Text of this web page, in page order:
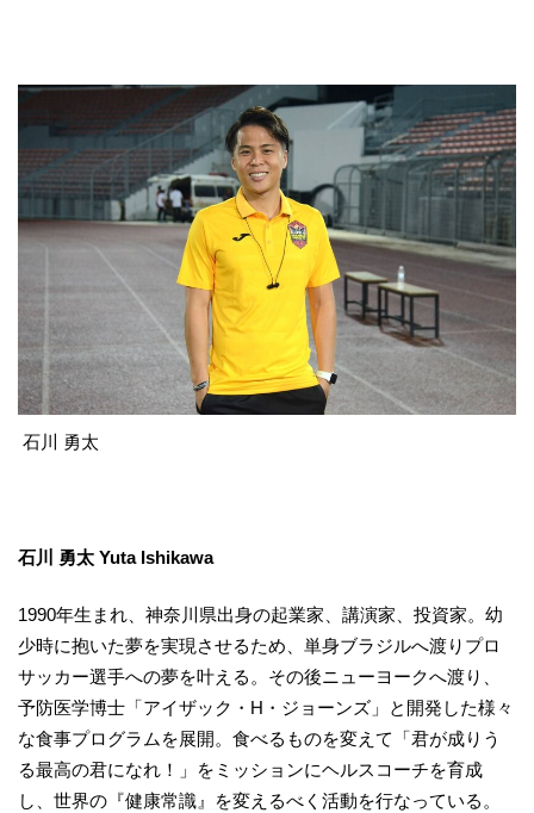
石川 勇太
石川 勇太 Yuta Ishikawa
1990年生まれ、神奈川県出身の起業家、講演家、投資家。幼
少時に抱いた夢を実現させるため、単身ブラジルへ渡りプロ
サッカー選手への夢を叶える。その後ニューヨークへ渡り、
予防医学博士「アイザック・H・ジョーンズ」と開発した様々
な食事プログラムを展開。食べるものを変えて「君が成りう
る最高の君になれ！」をミッションにヘルスコーチを育成
し、世界の『健康常識』を変えるべく活動を行なっている。